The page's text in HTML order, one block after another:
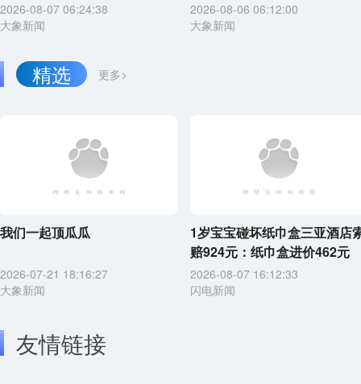
2026-08-07 06:24:38
大象新闻
2026-08-06 06:12:00
大象新闻
更多>
精选
我们一起顶瓜瓜
2026-07-21 18:16:27
大象新闻
1岁宝宝碰坏纸巾盒三亚酒店
赔924元：纸巾盒进价462元
2026-08-07 16:12:33
闪电新闻
友情链接